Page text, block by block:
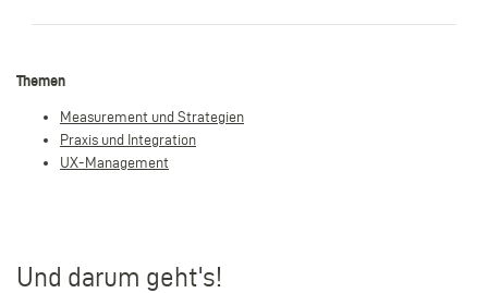
Themen
Measurement und Strategien
Praxis und Integration
UX-Management
Und darum geht's!